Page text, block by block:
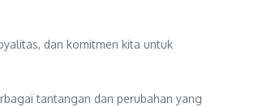
dan komitmen kita untuk
tantangan dan perubahan yang